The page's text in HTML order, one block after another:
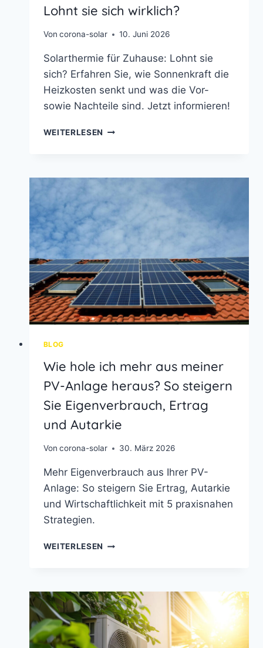
Lohnt sie sich wirklich?
Von corona-solar 10. Juni 2026
Solarthermie für Zuhause: Lohnt sie
sich? Erfahren Sie, wie Sonnenkraft die
Heizkosten senkt und was die Vor-
sowie Nachteile sind. Jetzt informieren!
WEITERLESEN SOLARTHERMIE
SIE
WIRKLICH?
BLOG
Wie hole ich mehr aus meiner
PV-Anlage heraus? So steigern
Sie Eigenverbrauch, Ertrag
und Autarkie
Von corona-solar 30. März 2026
Mehr Eigenverbrauch aus Ihrer PV-
Anlage: So steigern Sie Ertrag, Autarkie
und Wirtschaftlichkeit mit 5 praxisnahen
Strategien.
WEITERLESEN WIE
AUS
MEINER
PV-
ANLAGE
HERAUS?